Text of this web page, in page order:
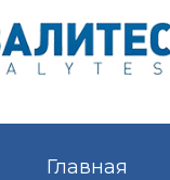
Главная